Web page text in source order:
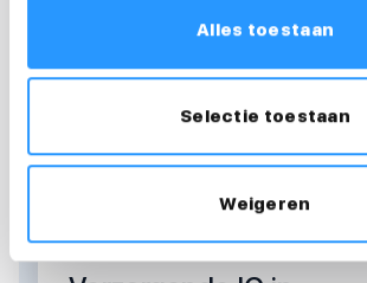
Alles toestaan
Selectie toestaan
Weigeren
Vergelijkbare vacatures